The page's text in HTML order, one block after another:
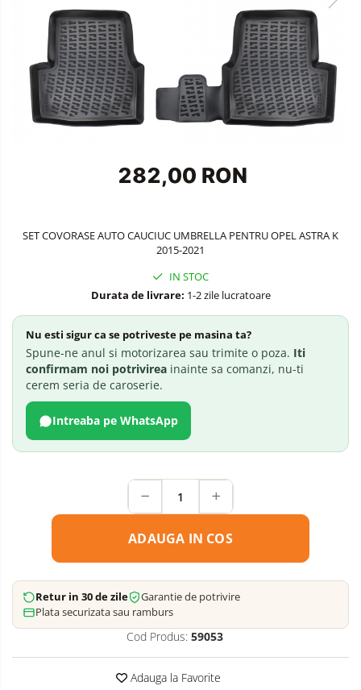
Carcasa Cheie
Accesorii Electronice Auto
Incarcatoare Auto
Accesorii pentru Roti si Anvelope
282,00 RON
SET COVORASE AUTO CAUCIUC UMBRELLA PENTRU OPEL ASTRA K
2015-2021
IN STOC
Durata de livrare: 1-2 zile lucratoare
Nu esti sigur ca se potriveste pe masina ta?
Spune-ne anul si motorizarea sau trimite o poza. Iti
confirmam noi potrivirea inainte sa comanzi, nu-ti
cerem seria de caroserie.
Intreaba pe WhatsApp
ADAUGA IN COS
Retur in 30 de zile
Garantie de potrivire
Plata securizata sau ramburs
Cod Produs: 59053
Adauga la Favorite